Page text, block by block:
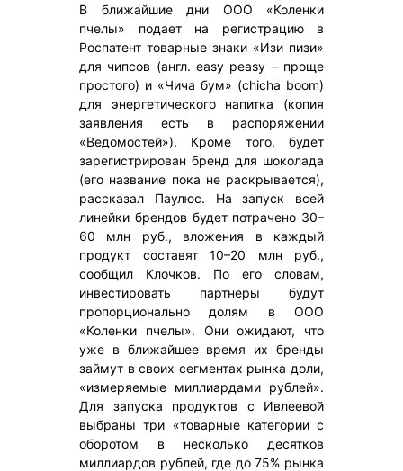
В ближайшие дни ООО «Коленки
пчелы» подает на регистрацию в
Роспатент товарные знаки «Изи пизи»
для чипсов (англ. easy peasy – проще
простого) и «Чича бум» (chicha boom)
для энергетического напитка (копия
заявления есть в распоряжении
«Ведомостей»). Кроме того, будет
зарегистрирован бренд для шоколада
(его название пока не раскрывается),
рассказал Паулюс. На запуск всей
линейки брендов будет потрачено 30–
60 млн руб., вложения в каждый
продукт составят 10–20 млн руб.,
сообщил Клочков. По его словам,
инвестировать партнеры будут
пропорционально долям в ООО
«Коленки пчелы». Они ожидают, что
уже в ближайшее время их бренды
займут в своих сегментах рынка доли,
«измеряемые миллиардами рублей».
Для запуска продуктов с Ивлеевой
выбраны три «товарные категории с
оборотом в несколько десятков
миллиардов рублей, где до 75% рынка